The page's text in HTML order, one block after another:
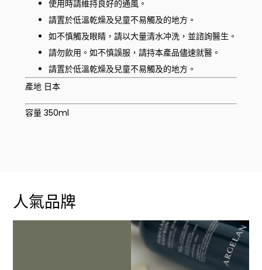
使用時請維持良好的通風。
請置於低溫乾燥及兒童不易觸及的地方。
如不慎觸及眼睛，請以大量清水冲洗，並諮詢醫生。
請勿飲用。如不慎誤服，請持本產品儘速就醫。
請置於低溫乾燥及兒童不易觸及的地方。
產地 日本
容量 350ml
人氣品牌